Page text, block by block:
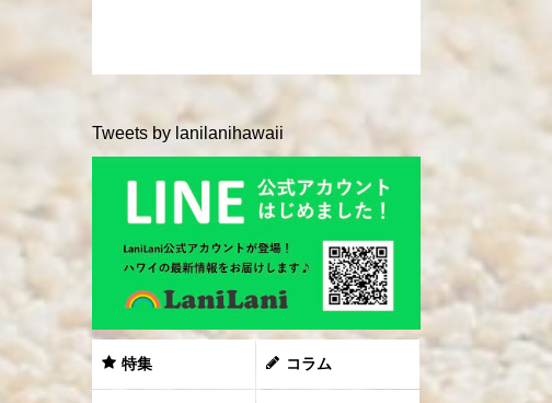
Tweets by lanilanihawaii
特集 コラム